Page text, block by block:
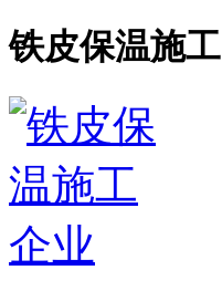
铁皮保温施